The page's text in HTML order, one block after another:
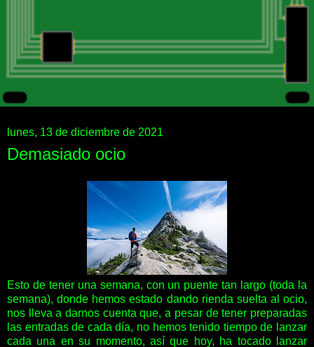
lunes, 13 de diciembre de 2021
Demasiado ocio
Esto de tener una semana, con un puente tan largo (toda la
semana), donde hemos estado dando rienda suelta al ocio,
nos lleva a darnos cuenta que, a pesar de tener preparadas
las entradas de cada día, no hemos tenido tiempo de lanzar
cada una en su momento, así que hoy, ha tocado lanzar